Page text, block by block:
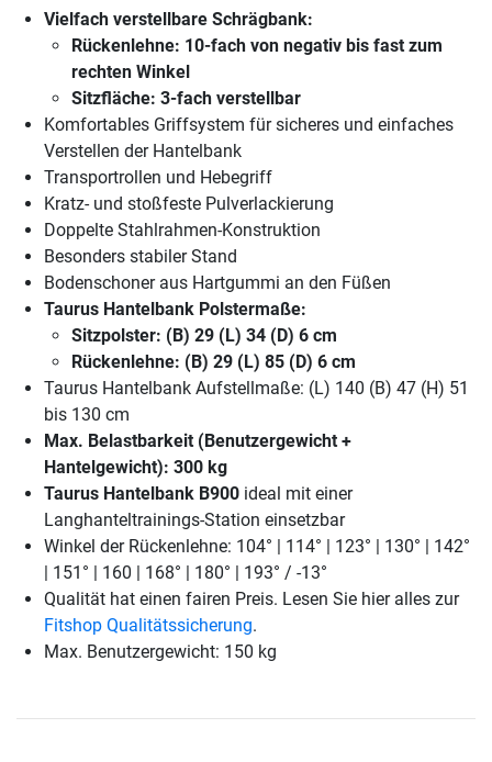
Vielfach verstellbare Schrägbank:
Rückenlehne: 10-fach von negativ bis fast zum
rechten Winkel
Sitzfläche: 3-fach verstellbar
Komfortables Griffsystem für sicheres und einfaches
Verstellen der Hantelbank
Transportrollen und Hebegriff
Kratz- und stoßfeste Pulverlackierung
Doppelte Stahlrahmen-Konstruktion
Besonders stabiler Stand
Bodenschoner aus Hartgummi an den Füßen
Taurus Hantelbank Polstermaße:
Sitzpolster: (B) 29 (L) 34 (D) 6 cm
Rückenlehne: (B) 29 (L) 85 (D) 6 cm
Taurus Hantelbank Aufstellmaße: (L) 140 (B) 47 (H) 51
bis 130 cm
Max. Belastbarkeit (Benutzergewicht +
Hantelgewicht): 300 kg
Taurus Hantelbank B900 ideal mit einer
Langhanteltrainings-Station einsetzbar
Winkel der Rückenlehne: 104° | 114° | 123° | 130° | 142°
| 151° | 160 | 168° | 180° | 193° / -13°
Qualität hat einen fairen Preis. Lesen Sie hier alles zur
Fitshop Qualitätssicherung.
Max. Benutzergewicht: 150 kg